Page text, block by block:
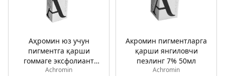
Аҳромин юз учун
пигментга қарши
гоммаге эксфолиант
75мл
Achromin
Акромин пигментларга
қарши янгиловчи
пеэлинг 7% 50мл
Achromin